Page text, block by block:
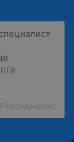
Рекомендую